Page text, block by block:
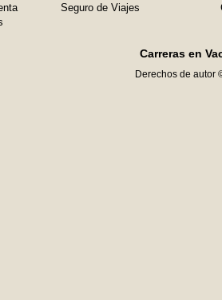
Seguro de Viajes
Carreras en
Derechos de autor